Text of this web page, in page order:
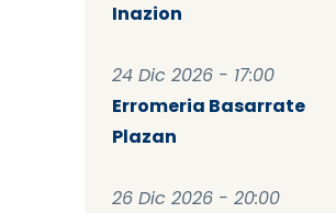
Inazion
24 Dic 2026 - 17:00
Erromeria Basarrate
Plazan
26 Dic 2026 - 20:00